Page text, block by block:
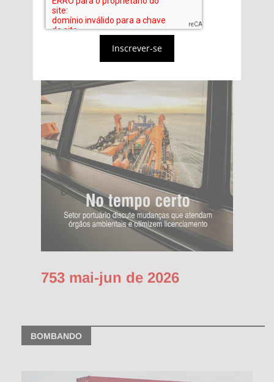
Inscrever-se
753 mai-jun de 2026
BOMBANDO